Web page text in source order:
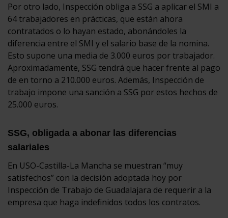
Por otro lado, Inspección obliga a SSG a aplicar el SMI a
64 trabajadores en prácticas, que están ahora
contratados o lo hayan estado, abonándoles la
diferencia entre el SMI y el salario base de la nomina.
Esto supone una media de 3.000 euros por trabajador.
Aproximadamente, SSG tendrá que hacer frente al pago
de en torno a 210.000 euros. Además, Inspección de
trabajo impone una sanción a SSG por estos hechos de
25.000 euros.
SSG, obligada a abonar las diferencias
salariales
En USO-Castilla-La Mancha se muestran “muy
satisfechos” con la decisión adoptada hoy por
Inspección de Trabajo de Guadalajara de requerir a la
empresa que haga indefinidos todos los contratos.